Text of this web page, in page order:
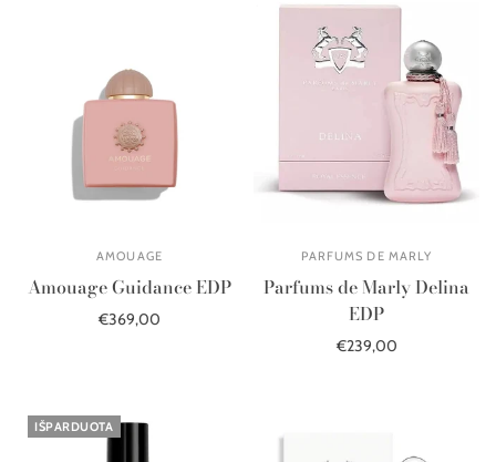
AMOUAGE
Amouage Guidance EDP
€369,00
PARFUMS DE MARLY
Parfums de Marly Delina
EDP
€239,00
IŠPARDUOTA